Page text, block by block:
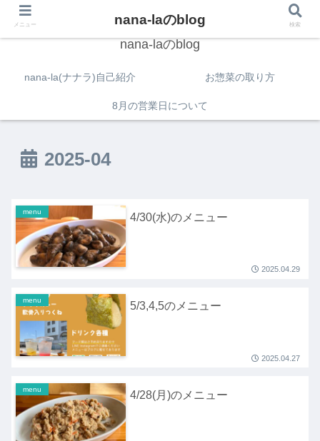
nana-laのblog
nana-la(ナナラ)自己紹介 お惣菜の取り方
8月の営業日について
2025-04
menu 4/30(水)のメニュー
2025.04.29
menu 5/3,4,5のメニュー
2025.04.27
menu 4/28(月)のメニュー
メニュー nana-laのblog 検索